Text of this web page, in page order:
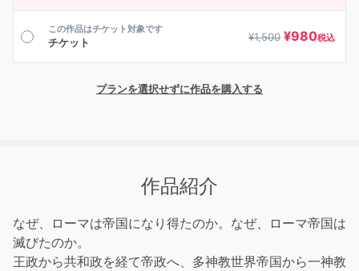
この作品はチケット対象です
チケット ¥1,500 ¥980税込
プランを選択せずに作品を購入する
作品紹介
なぜ、ローマは帝国になり得たのか。なぜ、ローマ帝国は
滅びたのか。
王政から共和政を経て帝政へ、多神教世界帝国から一神教